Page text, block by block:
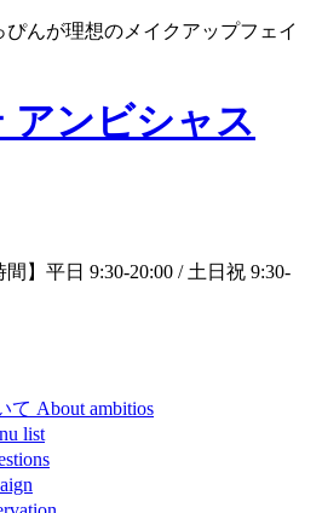
んが理想のメイクアップフェイ
間】平日 9:30-20:00 / 土日祝 9:30-
て About ambitios
list